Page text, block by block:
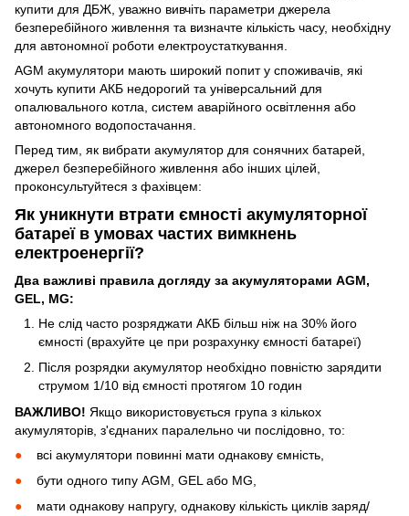
купити для ДБЖ, уважно вивчіть параметри джерела
безперебійного живлення та визначте кількість часу, необхідну
для автономної роботи електроустаткування.
AGM акумулятори мають широкий попит у споживачів, які
хочуть купити АКБ недорогий та універсальний для
опалювального котла, систем аварійного освітлення або
автономного водопостачання.
Перед тим, як вибрати акумулятор для сонячних батарей,
джерел безперебійного живлення або інших цілей,
проконсультуйтеся з фахівцем:
Як уникнути втрати ємності акумуляторної
батареї в умовах частих вимкнень
електроенергії?
Два важливі правила догляду за акумуляторами AGM,
GEL, MG:
Не слід часто розряджати АКБ більш ніж на 30% його
ємності (врахуйте це при розрахунку ємності батареї)
Після розрядки акумулятор необхідно повністю зарядити
струмом 1/10 від ємності протягом 10 годин
ВАЖЛИВО! Якщо використовується група з кількох
акумуляторів, з'єднаних паралельно чи послідовно, то:
всі акумулятори повинні мати однакову ємність,
бути одного типу AGM, GEL або MG,
мати однакову напругу, однакову кількість циклів заряд/